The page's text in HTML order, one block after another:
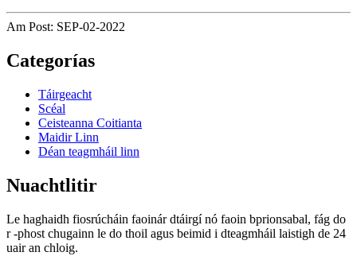
Am Post: SEP-02-2022
Categorías
Táirgeacht
Scéal
Ceisteanna Coitianta
Maidir Linn
Déan teagmháil linn
Nuachtlitir
Le haghaidh fiosrúcháin faoinár dtáirgí nó faoin bprionsabal, fág do
r -phost chugainn le do thoil agus beimid i dteagmháil laistigh de 24
uair an chloig.